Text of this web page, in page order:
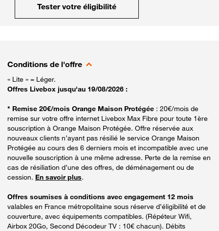
Tester votre éligibilité
Conditions de l'offre
« Lite » = Léger.
Offres Livebox jusqu'au 19/08/2026 :
* Remise 20€/mois Orange Maison Protégée : 20€/mois de
remise sur votre offre internet Livebox Max Fibre pour toute 1ère
souscription à Orange Maison Protégée. Offre réservée aux
nouveaux clients n’ayant pas résilié le service Orange Maison
Protégée au cours des 6 derniers mois et incompatible avec une
nouvelle souscription à une même adresse. Perte de la remise en
cas de résiliation d’une des offres, de déménagement ou de
cession. En savoir plus.
Offres soumises à conditions avec engagement 12 mois
valables en France métropolitaine sous réserve d’éligibilité et de
couverture, avec équipements compatibles. (Répéteur Wifi,
Airbox 20Go, Second Décodeur TV : 10€ chacun). Débits